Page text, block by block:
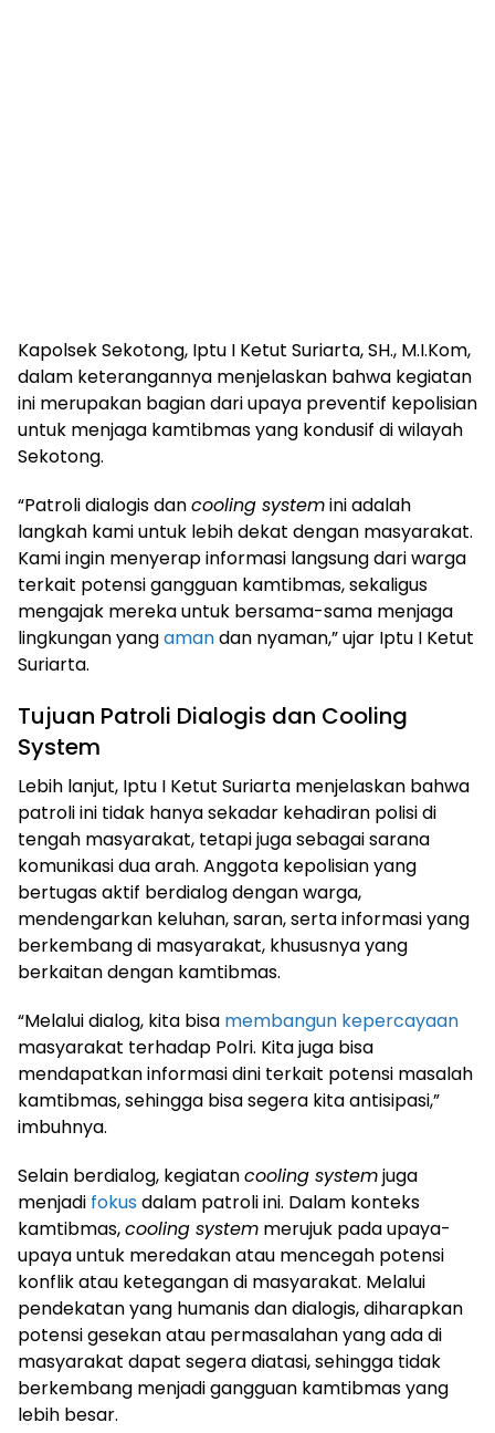
Kapolsek Sekotong, Iptu I Ketut Suriarta, SH., M.I.Kom,
dalam keterangannya menjelaskan bahwa kegiatan
ini merupakan bagian dari upaya preventif kepolisian
untuk menjaga kamtibmas yang kondusif di wilayah
Sekotong.
“Patroli dialogis dancooling systemini adalah
langkah kami untuk lebih dekat dengan masyarakat.
Kami ingin menyerap informasi langsung dari warga
terkait potensi gangguan kamtibmas, sekaligus
mengajak mereka untuk bersama-sama menjaga
lingkungan yangamandan nyaman,” ujar Iptu I Ketut
Suriarta.
Tujuan Patroli Dialogis dan Cooling
System
Lebih lanjut, Iptu I Ketut Suriarta menjelaskan bahwa
patroli ini tidak hanya sekadar kehadiran polisi di
tengah masyarakat, tetapi juga sebagai sarana
komunikasi dua arah. Anggota kepolisian yang
bertugas aktif berdialog dengan warga,
mendengarkan keluhan, saran, serta informasi yang
berkembang di masyarakat, khususnya yang
berkaitan dengan kamtibmas.
“Melalui dialog, kita bisa membangun kepercayaan
masyarakat terhadap Polri. Kita juga bisa
mendapatkan informasi dini terkait potensi masalah
kamtibmas, sehingga bisa segera kita antisipasi,”
imbuhnya.
Selain berdialog, kegiatancooling systemjuga
menjadi fokus dalam patroli ini. Dalam konteks
kamtibmas,cooling system merujuk pada upaya-
upaya untuk meredakan atau mencegah potensi
konflik atau ketegangan di masyarakat. Melalui
pendekatan yang humanis dan dialogis, diharapkan
potensi gesekan atau permasalahan yang ada di
masyarakat dapat segera diatasi, sehingga tidak
berkembang menjadi gangguan kamtibmas yang
lebih besar.